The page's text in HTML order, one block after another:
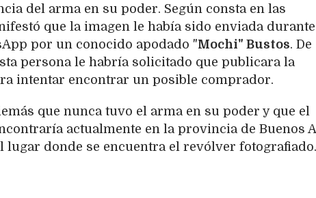
del arma en su poder. Según consta en las
que la imagen le había sido enviada
por un conocido apodado "Mochi" Bustos. De
persona le habría solicitado que publicara la
intentar encontrar un posible comprador.
que nunca tuvo el arma en su poder y que el
actualmente en la provincia de Buenos
lugar donde se encuentra el revólver fotografiado.